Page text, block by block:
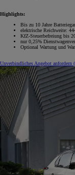
Highlights:
Bis zu 10 Jahre
elektrische Reichweite:
KfZ-Steuerbefreiung bis
nur 0,25%
Optional Wartung und
Unverbindliches Angebot anfordern